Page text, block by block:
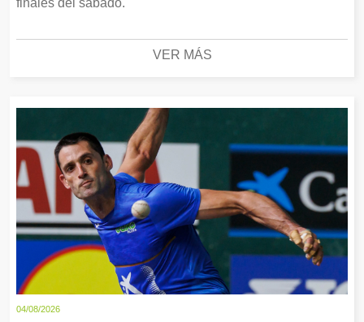
finales del sábado.
VER MÁS
04/08/2026